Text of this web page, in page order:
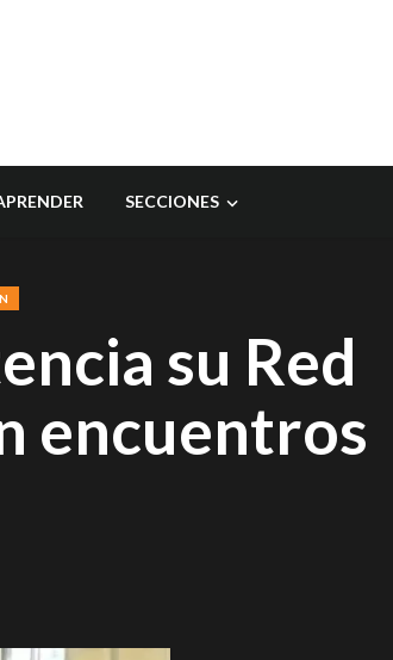
SECCIONES
su Red
encuentros